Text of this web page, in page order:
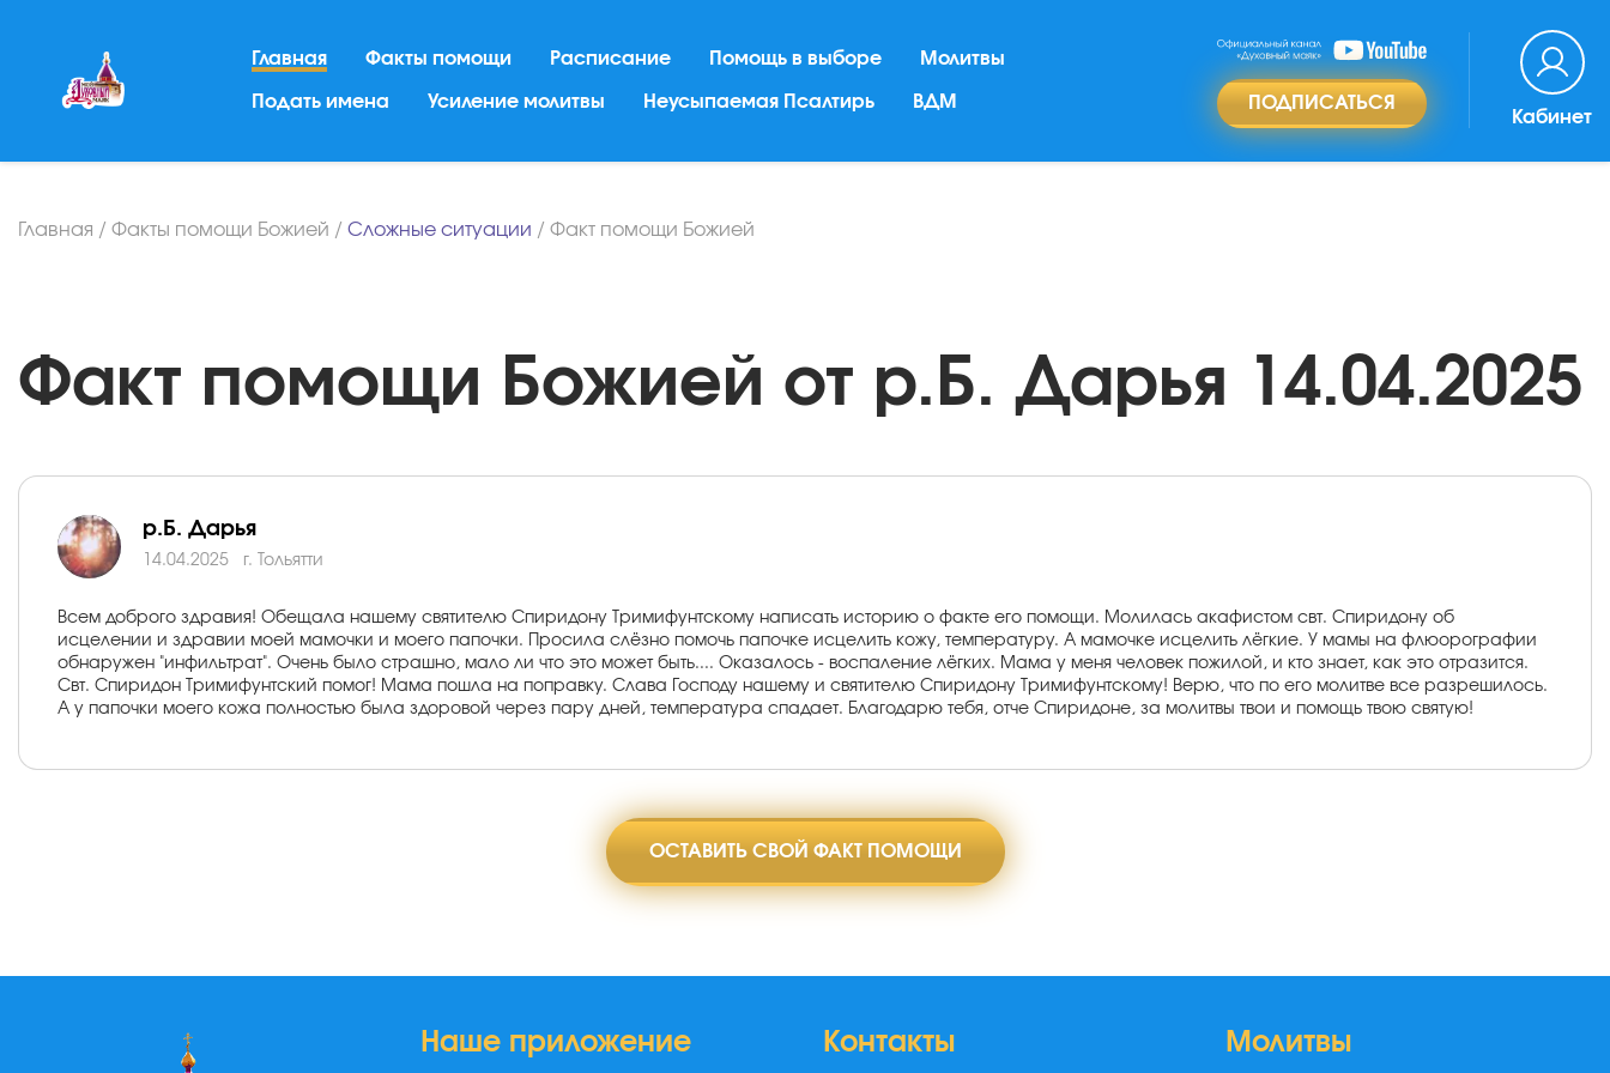
Главная Факты помощи Расписание Помощь в выборе Молитвы
Подать имена Усиление молитвы Неусыпаемая Псалтирь ВДМ ПОДПИСАТЬСЯ
Кабинет
Главная / Факты помощи Божией / Сложные ситуации / Факт помощи Божией
Факт помощи Божией от р.Б. Дарья 14.04.2025
р.Б. Дарья
14.04.2025 г. Тольятти
Всем доброго здравия! Обещала нашему святителю Спиридону Тримифунтскому написать историю о факте его помощи. Молилась акафистом свт. Спиридону об
исцелении и здравии моей мамочки и моего папочки. Просила слёзно помочь папочке исцелить кожу, температуру. А мамочке исцелить лёгкие. У мамы на флюорографии
обнаружен "инфильтрат". Очень было страшно, мало ли что это может быть.... Оказалось - воспаление лёгких. Мама у меня человек пожилой, и кто знает, как это отразится.
Свт. Спиридон Тримифунтский помог! Мама пошла на поправку. Слава Господу нашему и святителю Спиридону Тримифунтскому! Верю, что по его молитве все разрешилось.
А у папочки моего кожа полностью была здоровой через пару дней, температура спадает. Благодарю тебя, отче Спиридоне, за молитвы твои и помощь твою святую!
ОСТАВИТЬ СВОЙ ФАКТ ПОМОЩИ
Наше приложение Контакты Молитвы